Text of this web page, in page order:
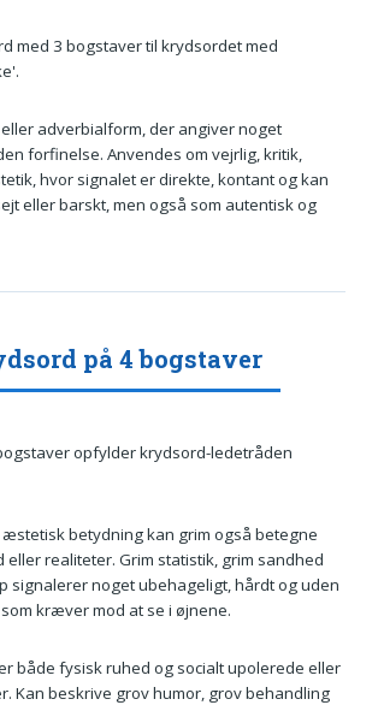
med 3 bogstaver til krydsordet med
adverbialform, der angiver noget
forfinelse. Anvendes om vejrlig, kritik,
hvor signalet er direkte, kontant og kan
eller barskt, men også som autentisk og
på 4 bogstaver
opfylder krydsord-ledetråden
æstetisk betydning kan grim også betegne
realiteter. Grim statistik, grim sandhed
signalerer noget ubehageligt, hårdt og uden
kræver mod at se i øjnene.
både fysisk ruhed og socialt upolerede eller
Kan beskrive grov humor, grov behandling